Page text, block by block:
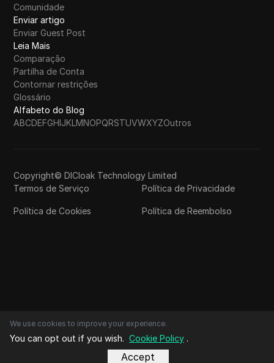
Comunidade
Enviar artigo
Enviar Guest Post
Leia Mais
Comparação
Partilha de Conta
Contornar restrições
Glossário
Alfabeto do Blog
ABCDEFGHIJKLMNOPQRSTUVWXYZOutros
Copyright© DICloak Technology Limited
Termos de Serviço
Política de Privacidade
Política de Cookies Política de Reembolso
We use cookies to improve your experience.
You can opt out if you wish. Cookie Policy .
Accept